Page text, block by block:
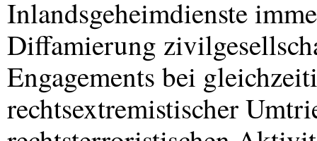
Inlandsgeheimdienste
Diffamierung
Engagements bei
rechtsextremistischer